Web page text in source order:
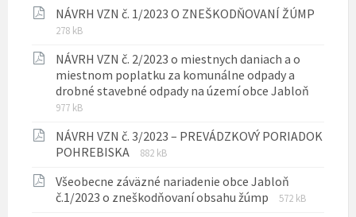
NÁVRH VZN č. 1/2023 O ZNEŠKODŇOVANÍ ŽÚMP
Prípona
pdf
Veľkosť
278 kB
NÁVRH VZN č. 2/2023 o miestnych daniach a o
miestnom poplatku za komunálne odpady a
drobné stavebné odpady na území obce Jabloň
977 kB
NÁVRH VZN č. 3/2023 – PREVÁDZKOVÝ PORIADOK
POHREBISKA
Prípona
pdf
Veľkosť
882 kB
Všeobecne záväzné nariadenie obce Jabloň
č.1/2023 o zneškodňovaní obsahu žúmp
Prípona
Veľkosť
572 kB